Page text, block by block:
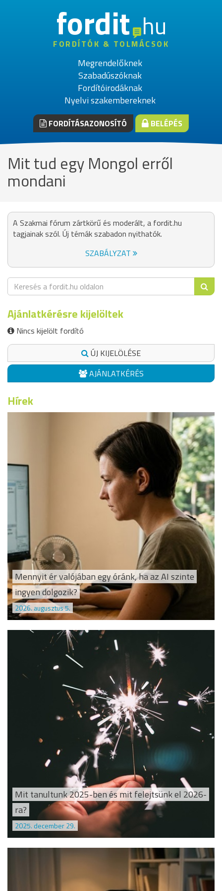
fordithu
FORDÍTÓK & TOLMÁCSOK
Megrendelőknek
Szabadúszóknak
Fordítóirodáknak
Nyelvi szakembereknek
FORDÍTÁSAZONOSÍTÓ BELÉPÉS
Mit tud egy Mongol erről
mondani
A Szakmai fórum zártkörű és moderált, a fordit.hu
tagjainak szól. Új témák szabadon nyithatók.
SZABÁLYZAT
Ajánlatkérésre kijelöltek
Nincs kijelölt fordító
ÚJ KIJELÖLÉSE
AJÁNLATKÉRÉS
Hírek
Mennyit ér valójában egy óránk, ha az AI szinte
ingyen dolgozik?
2026. augusztus 5.
Mit tanultunk 2025-ben és mit felejtsünk el 2026-
ra?
2025. december 29.